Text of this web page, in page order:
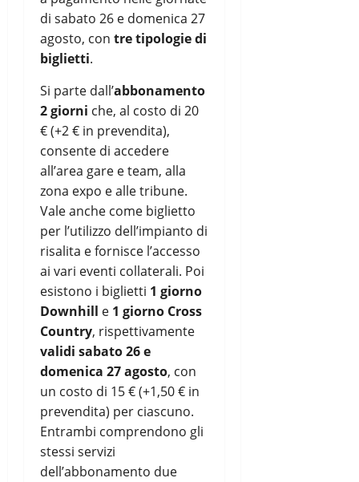
di sabato 26 e domenica 27
agosto, con tre tipologie di
biglietti.
Si parte dall’abbonamento
2 giorni che, al costo di 20
€ (+2 € in prevendita),
consente di accedere
all’area gare e team, alla
zona expo e alle tribune.
Vale anche come biglietto
per l’utilizzo dell’impianto di
risalita e fornisce l’accesso
ai vari eventi collaterali. Poi
esistono i biglietti 1 giorno
Downhill e 1 giorno Cross
Country, rispettivamente
validi sabato 26 e
domenica 27 agosto, con
un costo di 15 € (+1,50 € in
prevendita) per ciascuno.
Entrambi comprendono gli
stessi servizi
dell’abbonamento due